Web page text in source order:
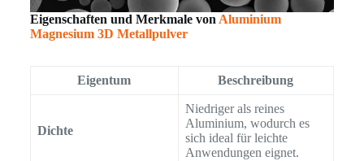
Eigenschaften und Merkmale von Aluminium
Magnesium 3D Metallpulver
Eigentum Beschreibung
Dichte
Niedriger als reines
Aluminium, wodurch es
sich ideal für leichte
Anwendungen eignet.